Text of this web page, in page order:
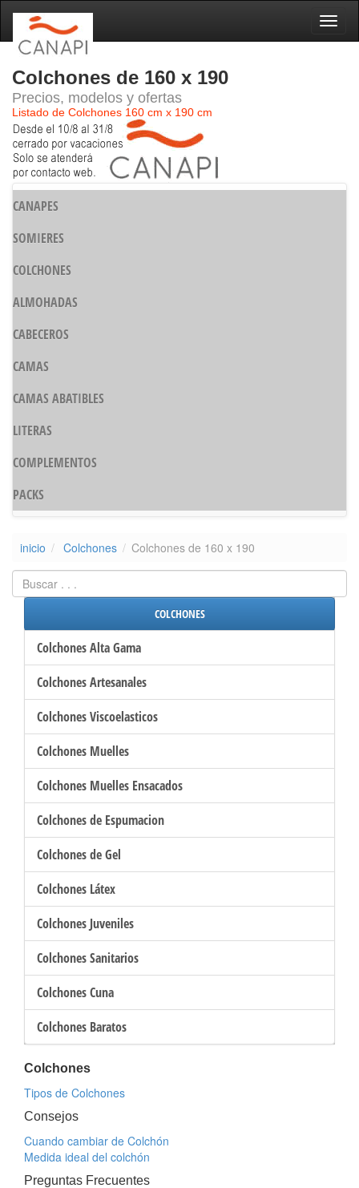
Colchones de 160 x 190
Precios, modelos y ofertas
Listado de Colchones 160 cm x 190 cm
CANAPES
SOMIERES
COLCHONES
ALMOHADAS
CABECEROS
CAMAS
CAMAS ABATIBLES
LITERAS
COMPLEMENTOS
PACKS
inicio Colchones Colchones de 160 x 190
COLCHONES
Colchones Alta Gama
Colchones Artesanales
Colchones Viscoelasticos
Colchones Muelles
Colchones Muelles Ensacados
Colchones de Espumacion
Colchones de Gel
Colchones Látex
Colchones Juveniles
Colchones Sanitarios
Colchones Cuna
Colchones Baratos
Colchones
Tipos de Colchones
Consejos
Cuando cambiar de Colchón
Medida ideal del colchón
Preguntas Frecuentes